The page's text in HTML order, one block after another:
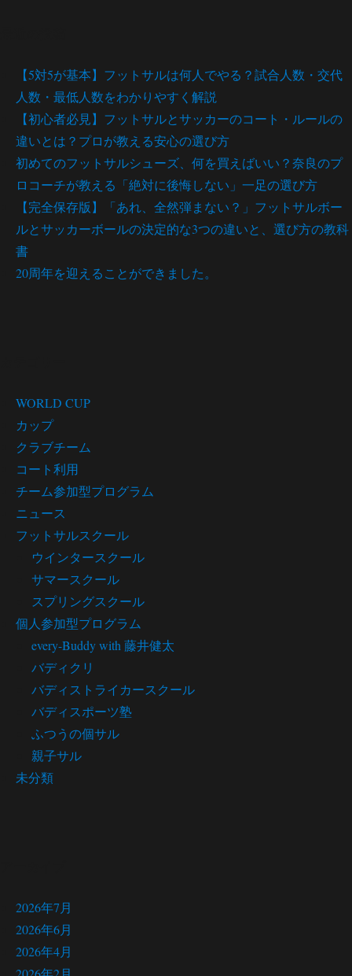
【5対5が基本】フットサルは何人でやる？試合人数・交代
人数・最低人数をわかりやすく解説
【初心者必見】フットサルとサッカーのコート・ルールの
違いとは？プロが教える安心の選び方
初めてのフットサルシューズ、何を買えばいい？奈良のプ
ロコーチが教える「絶対に後悔しない」一足の選び方
【完全保存版】「あれ、全然弾まない？」フットサルボー
ルとサッカーボールの決定的な3つの違いと、選び方の教科
書
20周年を迎えることができました。
WORLD CUP
カップ
クラブチーム
コート利用
チーム参加型プログラム
ニュース
フットサルスクール
ウインタースクール
サマースクール
スプリングスクール
個人参加型プログラム
every-Buddy with 藤井健太
バディクリ
バディストライカースクール
バディスポーツ塾
ふつうの個サル
親子サル
未分類
2026年7月
2026年6月
2026年4月